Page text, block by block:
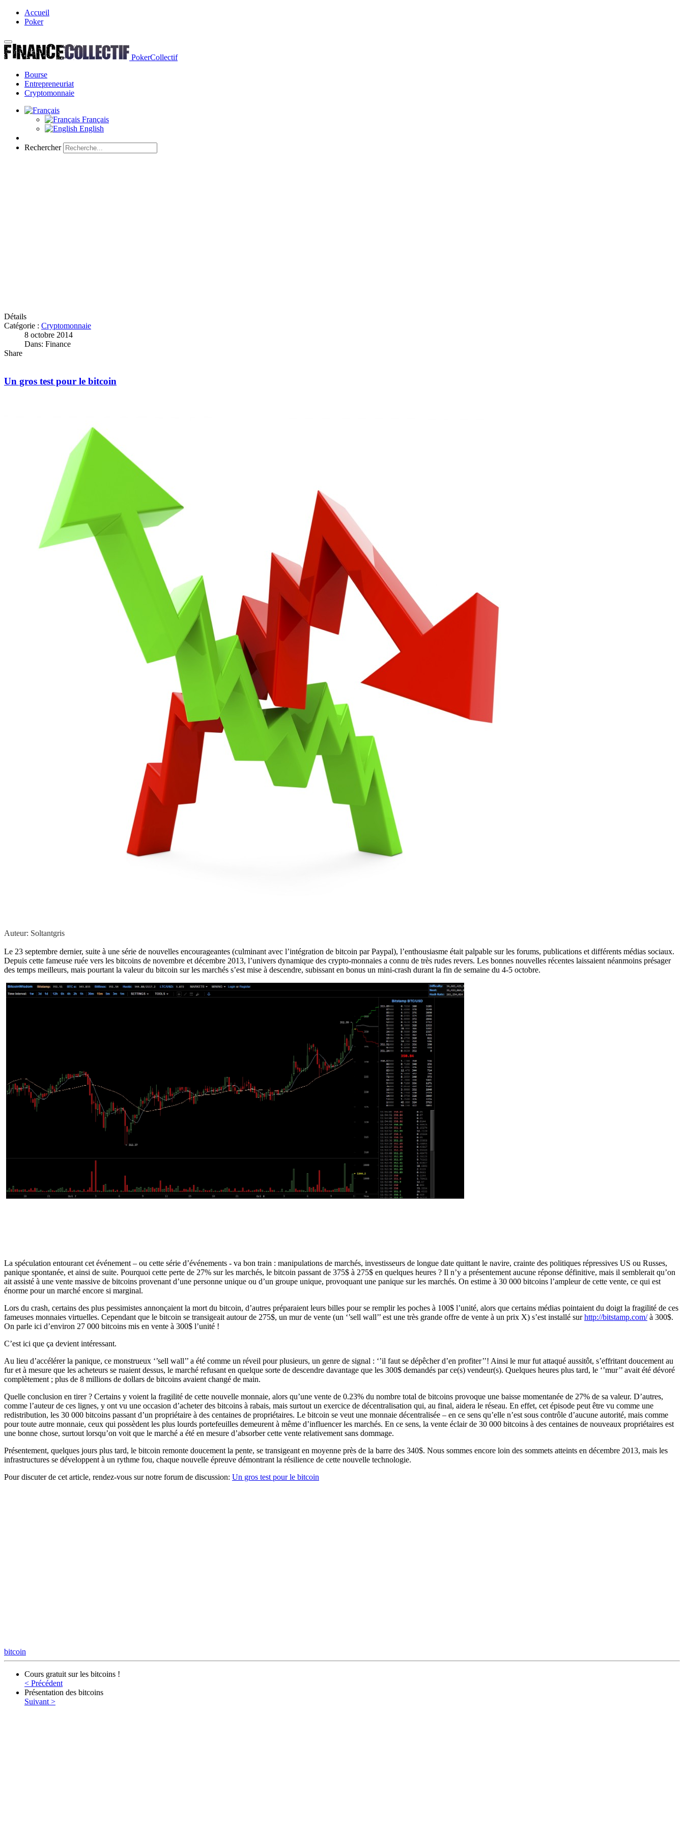
Accueil
Poker
PokerCollectif
Bourse
Entrepreneuriat
Cryptomonnaie
Français
English
Rechercher
Détails
Catégorie : Cryptomonnaie
8 octobre 2014
Dans: Finance
Share
Un gros test pour le bitcoin
Auteur: Soltantgris
Le 23 septembre dernier, suite à une série de nouvelles encourageantes (culminant avec l’intégration de bitcoin par Paypal), l’enthousiasme était palpable sur les forums, publications et différents médias sociaux.
Depuis cette fameuse ruée vers les bitcoins de novembre et décembre 2013, l’univers dynamique des crypto-monnaies a connu de très rudes revers. Les bonnes nouvelles récentes laissaient néanmoins présager
des temps meilleurs, mais pourtant la valeur du bitcoin sur les marchés s’est mise à descendre, subissant en bonus un mini-crash durant la fin de semaine du 4-5 octobre.
La spéculation entourant cet événement – ou cette série d’événements - va bon train : manipulations de marchés, investisseurs de longue date quittant le navire, crainte des politiques répressives US ou Russes,
panique spontanée, et ainsi de suite. Pourquoi cette perte de 27% sur les marchés, le bitcoin passant de 375$ à 275$ en quelques heures ? Il n’y a présentement aucune réponse définitive, mais il semblerait qu’on
ait assisté à une vente massive de bitcoins provenant d’une personne unique ou d’un groupe unique, provoquant une panique sur les marchés. On estime à 30 000 bitcoins l’ampleur de cette vente, ce qui est
énorme pour un marché encore si marginal.
Lors du crash, certains des plus pessimistes annonçaient la mort du bitcoin, d’autres préparaient leurs billes pour se remplir les poches à 100$ l’unité, alors que certains médias pointaient du doigt la fragilité de ces
fameuses monnaies virtuelles. Cependant que le bitcoin se transigeait autour de 275$, un mur de vente (un ‘’sell wall’’ est une très grande offre de vente à un prix X) s’est installé surhttp://bitstamp.com/à 300$.
On parle ici d’environ 27 000 bitcoins mis en vente à 300$ l’unité !
C’est ici que ça devient intéressant.
Au lieu d’accélérer la panique, ce monstrueux ‘’sell wall’’ a été comme un réveil pour plusieurs, un genre de signal : ‘’il faut se dépêcher d’en profiter’’! Ainsi le mur fut attaqué aussitôt, s’effritant doucement au
fur et à mesure que les acheteurs se ruaient dessus, le marché refusant en quelque sorte de descendre davantage que les 300$ demandés par ce(s) vendeur(s). Quelques heures plus tard, le ‘’mur’’ avait été dévoré
complètement ; plus de 8 millions de dollars de bitcoins avaient changé de main.
Quelle conclusion en tirer ? Certains y voient la fragilité de cette nouvelle monnaie, alors qu’une vente de 0.23% du nombre total de bitcoins provoque une baisse momentanée de 27% de sa valeur. D’autres,
comme l’auteur de ces lignes, y ont vu une occasion d’acheter des bitcoins à rabais, mais surtout un exercice de décentralisation qui, au final, aidera le réseau. En effet, cet épisode peut être vu comme une
redistribution, les 30 000 bitcoins passant d’un propriétaire à des centaines de propriétaires. Le bitcoin se veut une monnaie décentralisée – en ce sens qu’elle n’est sous contrôle d’aucune autorité, mais comme
pour toute autre monnaie, ceux qui possèdent les plus lourds portefeuilles demeurent à même d’influencer les marchés. En ce sens, la vente éclair de 30 000 bitcoins à des centaines de nouveaux propriétaires est
une bonne chose, surtout lorsqu’on voit que le marché a été en mesure d’absorber cette vente relativement sans dommage.
Présentement, quelques jours plus tard, le bitcoin remonte doucement la pente, se transigeant en moyenne près de la barre des 340$. Nous sommes encore loin des sommets atteints en décembre 2013, mais les
infrastructures se développent à un rythme fou, chaque nouvelle épreuve démontrant la résilience de cette nouvelle technologie.
Pour discuter de cet article, rendez-vous sur notre forum de discussion: Un gros test pour le bitcoin
bitcoin
Cours gratuit sur les bitcoins !
< Précédent
Présentation des bitcoins
Suivant >